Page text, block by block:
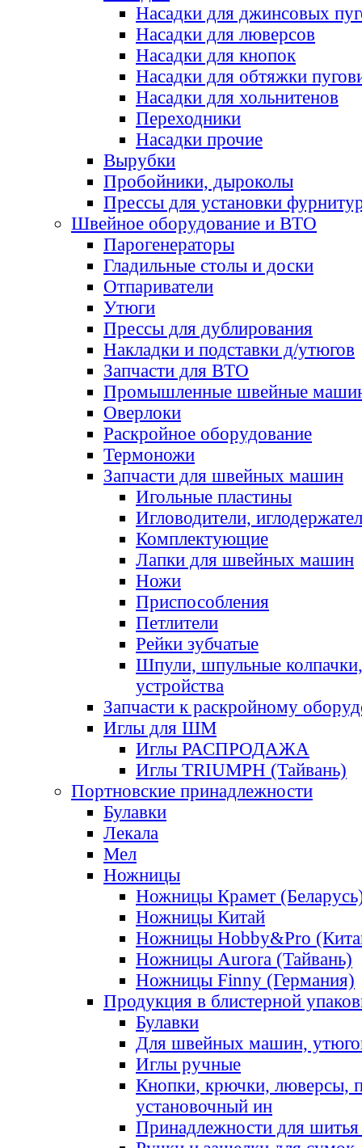
Насадки для джинсовых
Насадки для люверсов
Насадки для кнопок
Насадки для обтяжки
Насадки для хольнитенов
Переходники
Насадки прочие
Вырубки
Пробойники, дыроколы
Прессы для установки
Швейное оборудование и ВТО
Парогенераторы
Гладильные столы и доски
Отпариватели
Утюги
Прессы для дублирования
Накладки и подставки д/утюгов
Запчасти для ВТО
Промышленные швейные
Оверлоки
Раскройное оборудование
Термоножи
Запчасти для швейных машин
Игольные пластины
Игловодители,
Комплектующие
Лапки для швейных машин
Ножи
Приспособления
Петлители
Рейки зубчатые
Шпули, шпульные
устройства
Запчасти к раскройному
Иглы для ШМ
Иглы РАСПРОДАЖА
Иглы TRIUMPH (Тайвань)
Портновские принадлежности
Булавки
Лекала
Мел
Ножницы
Ножницы Крамет
Ножницы Китай
Ножницы Hobby&Pro
Ножницы Aurora (Тайвань)
Ножницы Finny (Германия)
Продукция в блистерной
Булавки
Для швейных машин,
Иглы ручные
Кнопки, крючки, люверсы,
установочный ин
Принадлежности для шитья